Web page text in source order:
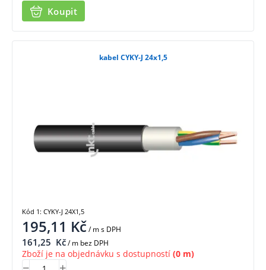
Koupit
kabel CYKY-J 24x1,5
195,11 Kč/ ms DPH
161,25 Kč/ m bez DPH
Zboží je na objednávku s dostupností (0 m)
Kód 1: CYKY-J 24X1,5